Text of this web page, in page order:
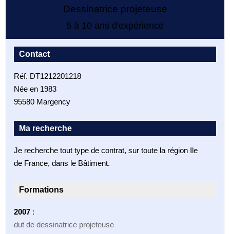
Dessinatrice projeteuse
5 à 10 ans d'expérience
Contact
Réf. DT1212201218
Née en 1983
95580 Margency
Ma recherche
Je recherche tout type de contrat, sur toute la région Ile
de France, dans le Bâtiment.
Formations
2007 :
dut de dessinatrice projeteuse